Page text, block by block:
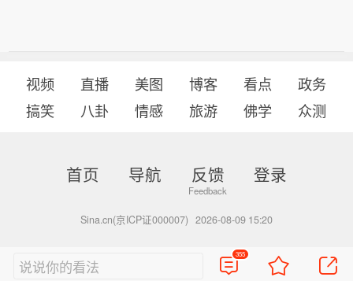
视频 直播 美图 博客 看点
政务
搞笑
八卦 情感 旅游 佛学 众测
首页 导航 反馈 登录
Sina.cn(京ICP证000007) 2026-08-09 15:20
说说你的看法
355